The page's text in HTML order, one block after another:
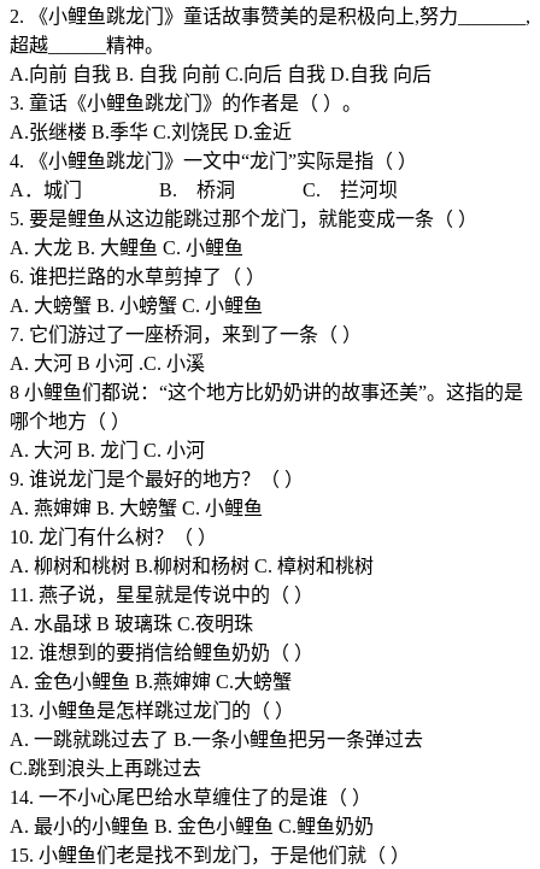
2. 《小鲤鱼跳龙门》童话故事赞美的是积极向上,努力_______,
超越______精神。
A.向前 自我 B. 自我 向前 C.向后 自我 D.自我 向后
3. 童话《小鲤鱼跳龙门》的作者是（ ）。
A.张继楼 B.季华 C.刘饶民 D.金近
4. 《小鲤鱼跳龙门》一文中“龙门”实际是指（ ）
A．城门 B. 桥洞 C. 拦河坝
5. 要是鲤鱼从这边能跳过那个龙门，就能变成一条（ ）
A. 大龙 B. 大鲤鱼 C. 小鲤鱼
6. 谁把拦路的水草剪掉了（ ）
A. 大螃蟹 B. 小螃蟹 C. 小鲤鱼
7. 它们游过了一座桥洞，来到了一条（ ）
A. 大河 B 小河 .C. 小溪
8 小鲤鱼们都说：“这个地方比奶奶讲的故事还美”。这指的是
哪个地方（ ）
A. 大河 B. 龙门 C. 小河
9. 谁说龙门是个最好的地方？（ ）
A. 燕婶婶 B. 大螃蟹 C. 小鲤鱼
10. 龙门有什么树？（ ）
A. 柳树和桃树 B.柳树和杨树 C. 樟树和桃树
11. 燕子说，星星就是传说中的（ ）
A. 水晶球 B 玻璃珠 C.夜明珠
12. 谁想到的要捎信给鲤鱼奶奶（ ）
A. 金色小鲤鱼 B.燕婶婶 C.大螃蟹
13. 小鲤鱼是怎样跳过龙门的（ ）
A. 一跳就跳过去了 B.一条小鲤鱼把另一条弹过去
C.跳到浪头上再跳过去
14. 一不小心尾巴给水草缠住了的是谁（ ）
A. 最小的小鲤鱼 B. 金色小鲤鱼 C.鲤鱼奶奶
15. 小鲤鱼们老是找不到龙门，于是他们就（ ）